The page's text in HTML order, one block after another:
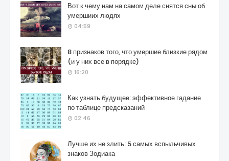
Вот к чему нам на самом деле снятся сны об
умершиих людях
04:59
8 признаков того, что умершие близкие рядом
(и у них все в порядке)
16:20
Как узнать будущее: эффективное гадание
по таблице предсказаний
02:46
Лучше их не злить: 5 самых вспыльчивых
знаков Зодиака